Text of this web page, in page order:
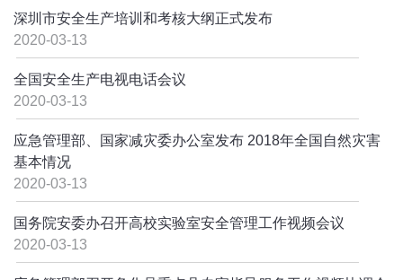
深圳市安全生产培训和考核大纲正式发布
2020-03-13
全国安全生产电视电话会议
2020-03-13
应急管理部、国家减灾委办公室发布 2018年全国自然灾害
基本情况
2020-03-13
国务院安委办召开高校实验室安全管理工作视频会议
2020-03-13